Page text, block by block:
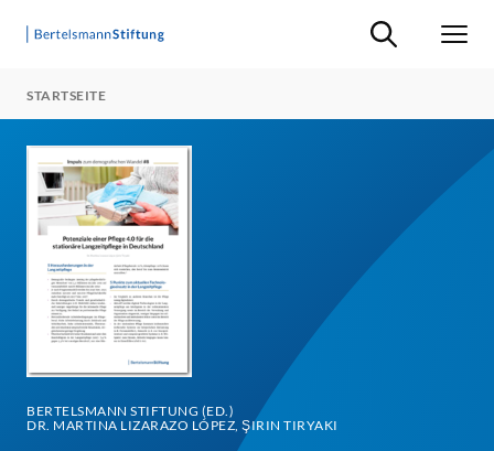
Suche ein-/
STARTSEITE
BERTELSMANN STIFTUNG (ED.)
DR. MARTINA LIZARAZO LÓPEZ, ŞIRIN TIRYAKI